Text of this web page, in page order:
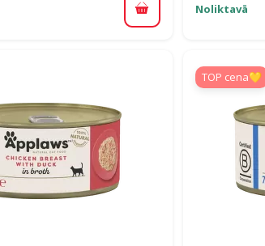
Pievienot grozam
Noliktavā
TOP cena💛